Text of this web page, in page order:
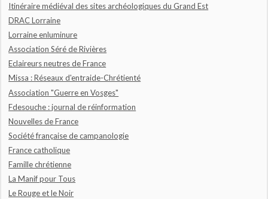
Itinéraire médiéval des sites archéologiques du Grand Est
DRAC Lorraine
Lorraine enluminure
Association Séré de Rivières
Eclaireurs neutres de France
Missa : Réseaux d'entraide-Chrétienté
Association "Guerre en Vosges"
Fdesouche : journal de réinformation
Nouvelles de France
Société française de campanologie
France catholique
Famille chrétienne
La Manif pour Tous
Le Rouge et le Noir